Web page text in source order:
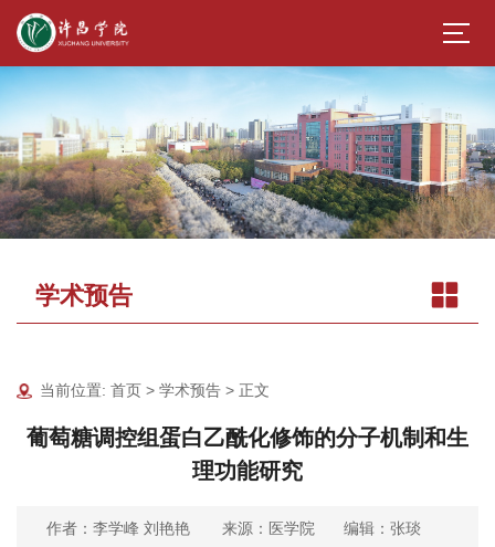
学术预告
当前位置:首页 >学术预告 > 正文
葡萄糖调控组蛋白乙酰化修饰的分子机制和生
理功能研究
作者：​李学峰 刘艳艳 来源：医学院
编辑：张琰